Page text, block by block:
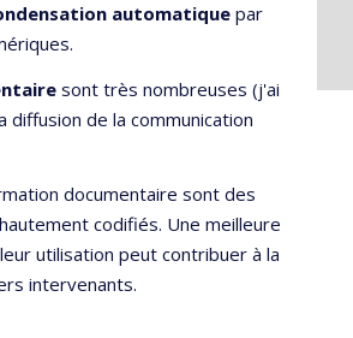
automatique par
sont très nombreuses (j'ai
de la communication
documentaire sont des
codifiés. Une meilleure
utilisation peut contribuer à la
intervenants.